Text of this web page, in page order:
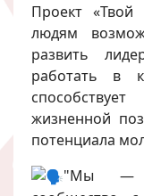
Проект «Твой
людям
развить
работать в
жизненной
потенциала
"Мы —